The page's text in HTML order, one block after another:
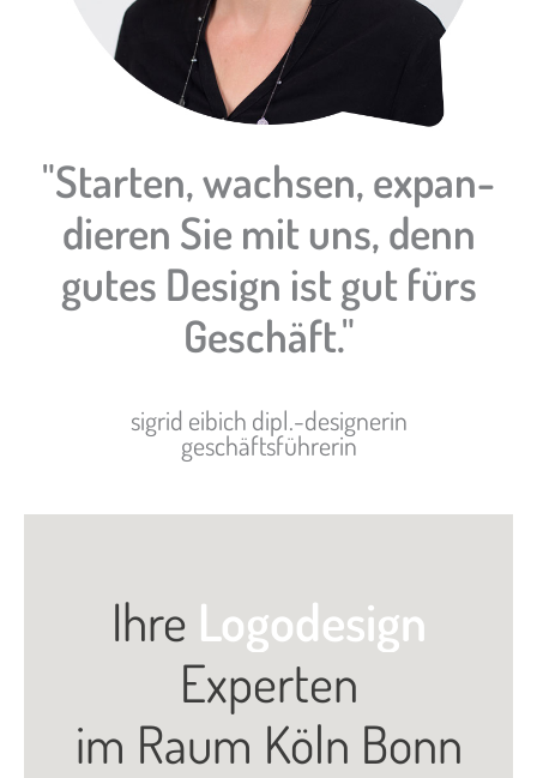
"Starten, wachsen, expan­
dieren Sie mit uns, denn
gutes Design ist gut fürs
Geschäft."
sigrid eibich dipl.-designerin
geschäftsführerin
Ihre Logodesign
Experten
im Raum Köln Bonn